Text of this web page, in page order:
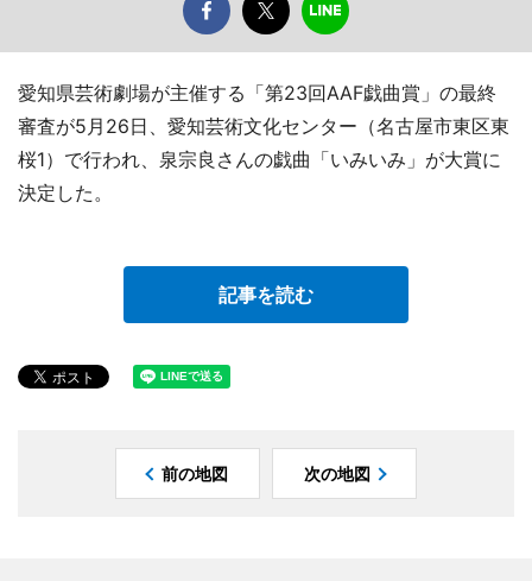
愛知県芸術劇場が主催する「第23回AAF戯曲賞」の最終
審査が5月26日、愛知芸術文化センター（名古屋市東区東
桜1）で行われ、泉宗良さんの戯曲「いみいみ」が大賞に
決定した。
記事を読む
前の地図 次の地図